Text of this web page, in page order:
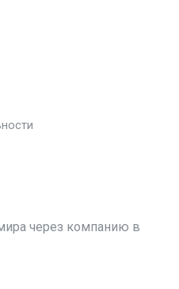
через компанию в